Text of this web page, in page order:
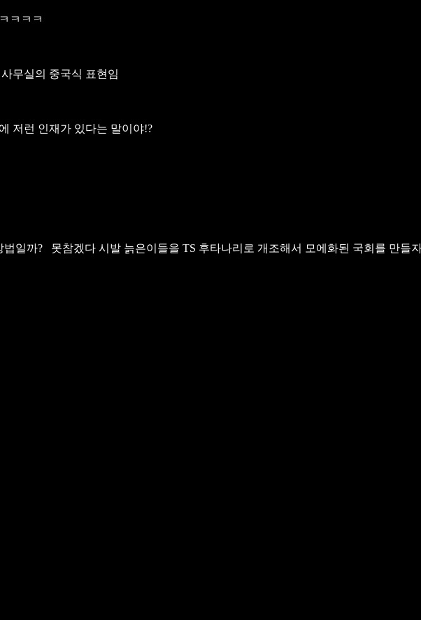
ㅋㅋㅋ
무실의 중국식 표현임
저런 인재가 있다는 말이야!?
법일까?
못참겠다 시발 늙은이들을 TS 후타나리로 개조해서 모에화된 국회를 만들